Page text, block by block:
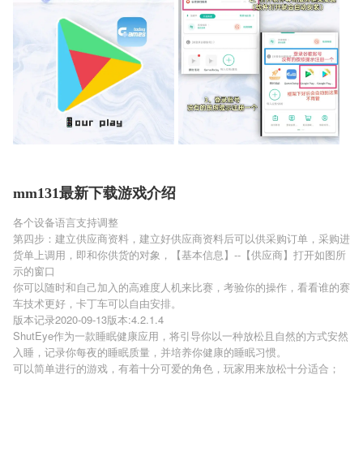
mm131最新下载游戏介绍
各个设备语言支持调整
第四步：建立供应商资料，建立好供应商资料后可以供采购订单，采购进
货单上调用，即和你供货的对象，【基本信息】--【供应商】打开如图所
示的窗口
你可以随时和自己加入的高难度人机来比赛，考验你的操作，看看谁的赛
车技术更好，卡丁车可以自由安排。
版本记录2020-09-13版本:4.2.1.4
ShutEye作为一款睡眠健康应用，将引导你以一种放松且自然的方式安然
入睡，记录你每夜的睡眠质量，并培养你健康的睡眠习惯。
可以简单进行的游戏，有着十分可爱的角色，玩家用来放松十分适合；